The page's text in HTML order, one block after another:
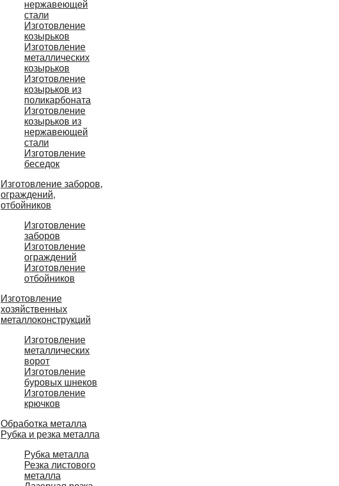
нержавеющей
стали
Изготовление
козырьков
Изготовление
металлических
козырьков
Изготовление
козырьков из
поликарбоната
Изготовление
козырьков из
нержавеющей
стали
Изготовление
беседок
Изготовление заборов,
ограждений,
отбойников
Изготовление
заборов
Изготовление
ограждений
Изготовление
отбойников
Изготовление
хозяйственных
металлоконструкций
Изготовление
металлических
ворот
Изготовление
буровых шнеков
Изготовление
крючков
Обработка металла
Рубка и резка металла
Рубка металла
Резка листового
металла